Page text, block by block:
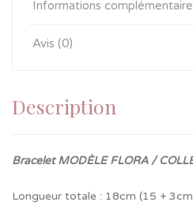
Informations
Avis (0)
Description
Bracelet MODÈLE FLORA /
Longueur totale : 18cm (15 +